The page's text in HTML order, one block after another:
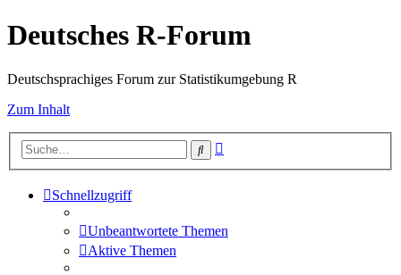
Deutsches R-Forum
Deutschsprachiges Forum zur Statistikumgebung R
Zum Inhalt
Suche
Schnellzugriff
Unbeantwortete Themen
Aktive Themen